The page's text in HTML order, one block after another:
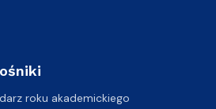
roku akademickiego